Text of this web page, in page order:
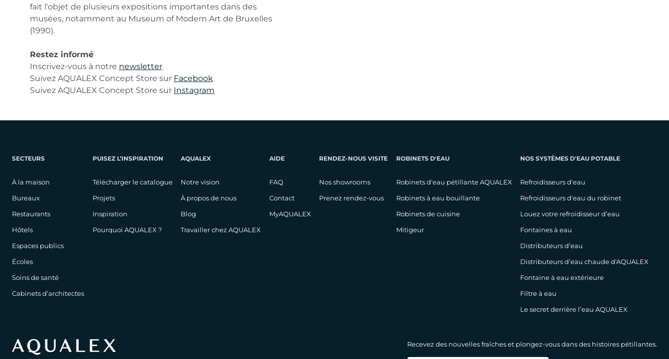
fait l'objet de plusieurs expositions importantes dans des
musées, notamment au Museum of Modern Art de Bruxelles
(1990).
Restez informé
Inscrivez-vous à notre newsletter
Suivez AQUALEX Concept Store sur Facebook
Suivez AQUALEX Concept Store sur Instagram
SECTEURS
À la maison
Bureaux
Restaurants
Hôtels
Espaces publics
Écoles
Soins de santé
Cabinets d’architectes
PUISEZ L’INSPIRATION
Télécharger le catalogue
Projets
Inspiration
Pourquoi AQUALEX ?
AQUALEX
Notre vision
À propos de nous
Blog
Travailler chez AQUALEX
AIDE
FAQ
Contact
MyAQUALEX
RENDEZ-NOUS VISITE
Nos showrooms
Prenez rendez-vous
ROBINETS D'EAU
Robinets d'eau pétillante AQUALEX
Robinets à eau bouillante
Robinets de cuisine
Mitigeur
NOS SYSTÈMES D'EAU POTABLE
Refroidisseurs d'eau
Refroidisseurs d'eau du robinet
Louez votre refroidisseur d’eau
Fontaines à eau
Distributeurs d’eau
Distributeurs d’eau chaude d'AQUALEX
Fontaine à eau extérieure
Filtre à eau
Le secret derrière l’eau AQUALEX
Recevez des nouvelles fraîches et plongez-vous dans des histoires pétillantes.